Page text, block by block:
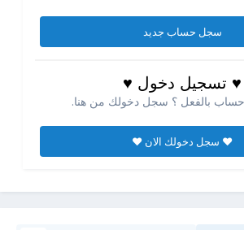
سجل حساب جديد
♥ تسجيل دخول ♥
بالفعل ؟ سجل دخولك من هنا.
♥ سجل دخولك الان ♥